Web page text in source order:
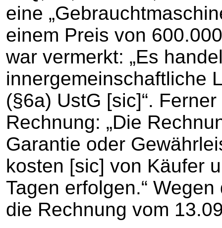
eine
einem Preis von
war vermerkt: „Es
innergemeinschaftliche
(§6a) UstG [sic]“.
Rechnung: „Die
Garantie oder
kosten [sic] von Käufer
Tagen erfolgen.“
die Rechnung vom